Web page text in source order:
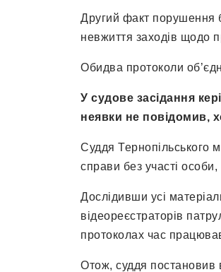
Другий факт порушення
невжиття заходів щодо
Обидва протоколи
У судове засідання
неявки не повідомив,
Суддя Тернопільського
справи без участі
Дослідивши усі
відеореєстраторів
протоколах час
Отож, суддя постановив